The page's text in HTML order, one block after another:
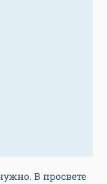
В просвете